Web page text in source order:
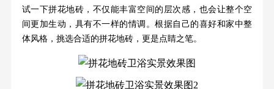
试一下拼花地砖，不仅能丰富空间的层次感，也会让整个空
间更加生动，具有不一样的情调。根据自己的喜好和家中整
体风格，挑选合适的拼花地砖，更是点睛之笔。